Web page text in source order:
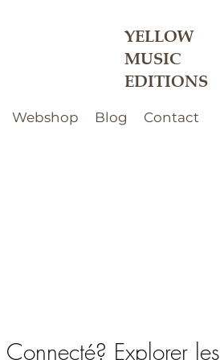
YELLOW
MUSIC
EDITIONS
Webshop Blog Contact
Connecté? Explorer les